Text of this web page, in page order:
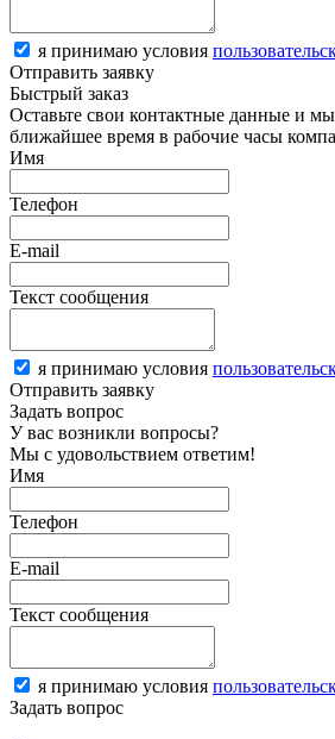
я принимаю условия
Отправить заявку
Быстрый заказ
Оставьте свои контактные данные и
ближайшее время в рабочие часы
Имя
Телефон
E-mail
Текст сообщения
я принимаю условия
Отправить заявку
Задать вопрос
У вас возникли вопросы?
Мы с удовольствием ответим!
Имя
Телефон
E-mail
Текст сообщения
я принимаю условия
Задать вопрос